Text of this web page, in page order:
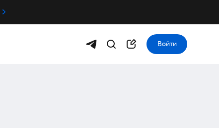
Войти